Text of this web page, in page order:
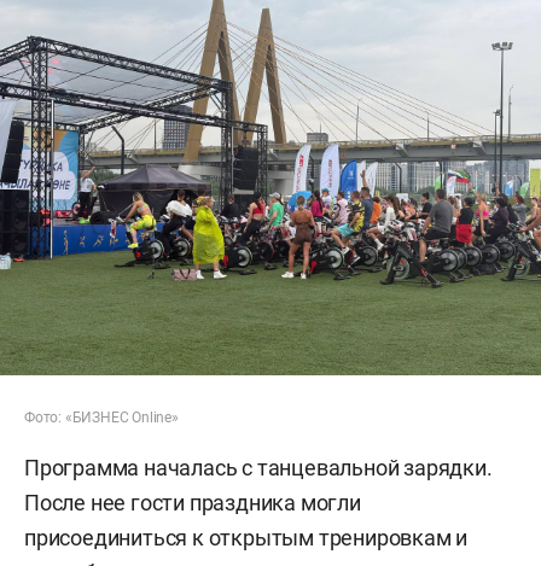
Фото: «БИЗНЕС Online»
Программа началась с танцевальной зарядки.
После нее гости праздника могли
присоединиться к открытым тренировкам и